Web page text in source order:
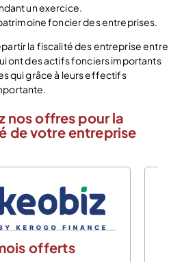
un exercice.
foncier des entreprises.
la fiscalité des entreprise entre
ont des actifs fonciers importants
qui grâce à leurs effectifs
nos offres pour la
de votre entreprise
offerts